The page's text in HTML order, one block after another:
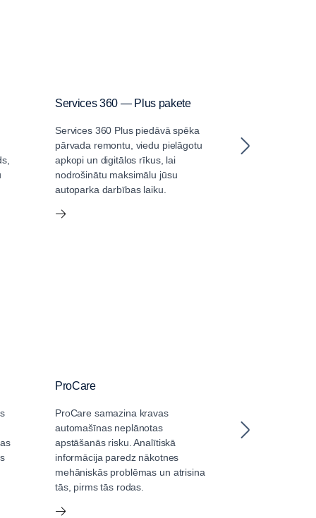
Services 360 — Plus pakete
Services 360 Plus piedāvā spēka
pārvada remontu, viedu pielāgotu
apkopi un digitālos rīkus, lai
nodrošinātu maksimālu jūsu
autoparka darbības laiku.
nodrošina
ProCare
ProCare samazina kravas
automašīnas neplānotas
apstāšanās risku. Analītiskā
informācija paredz nākotnes
mehāniskās problēmas un atrisina
tās, pirms tās rodas.
palīdz jums